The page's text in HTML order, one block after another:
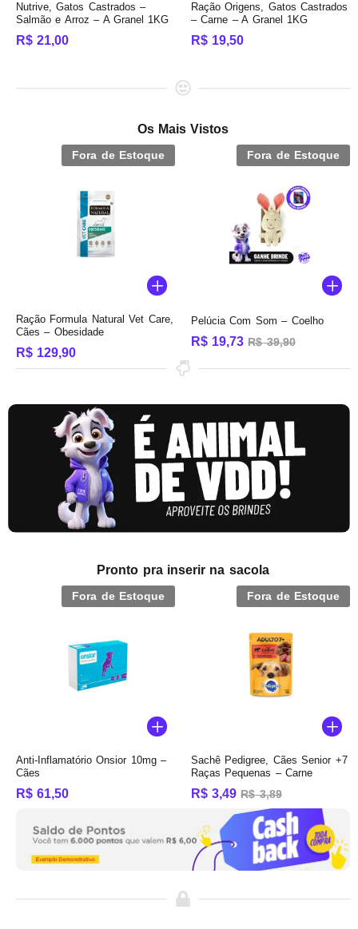
Nutrive, Gatos Castrados –
Salmão e Arroz – A Granel 1KG
R$ 21,00
Ração Origens, Gatos Castrados
– Carne – A Granel 1KG
R$ 19,50
Os Mais Vistos
Fora de Estoque
Ração Formula Natural Vet Care,
Cães – Obesidade
R$ 129,90
Fora de Estoque
Pelúcia Com Som – Coelho
R$ 19,73 R$39,90
Pronto pra inserir na sacola
Fora de Estoque
Anti-Inflamatório Onsior 10mg –
Cães
R$ 61,50
Fora de Estoque
Sachê Pedigree, Cães Senior +7
Raças Pequenas – Carne
R$ 3,49 R$3,89